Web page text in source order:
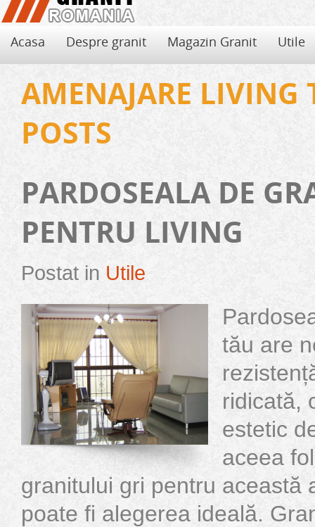
Acasa Despre granit Magazin Granit Utile
Avantajele si dezavantajele granitului
AMENAJARE LIVING
POSTS
PARDOSEALA DE
PENTRU LIVING
Postat in Utile
tău are
ridicată,
estetic
aceea
granitului gri pentru această
poate fi alegerea ideală.